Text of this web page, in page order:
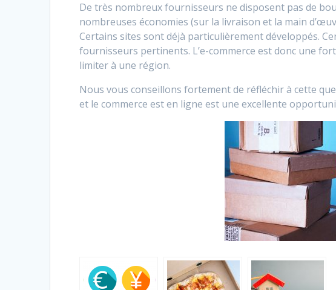
De très nombreux fournisseurs ne disposent pas de
nombreuses économies (sur la livraison et la main
Certains sites sont déjà particulièrement développés.
fournisseurs pertinents. L’e-commerce est donc une
limiter à une région.
Nous vous conseillons fortement de réfléchir à cette
et le commerce est en ligne est une excellente